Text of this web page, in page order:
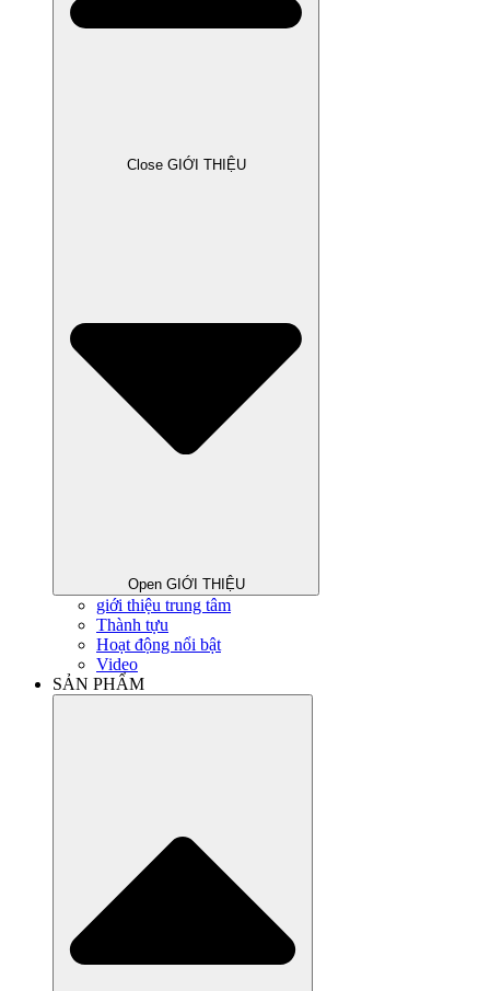
Close GIỚI THIỆU
Open GIỚI THIỆU
giới thiệu trung tâm
Thành tựu
Hoạt động nổi bật
Video
SẢN PHẨM